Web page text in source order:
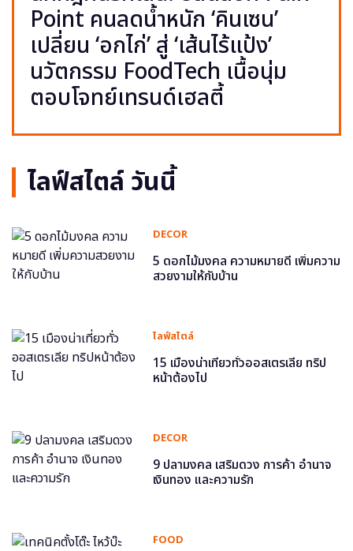
Point คนลดน้ำหนัก ‘คินเซน’
เปลี่ยน ‘อกไก่’ สู่ ‘เส้นไร้แป้ง’
นวัตกรรม FoodTech เนื้อนุ่ม
ตอบโจทย์เทรนด์เฮลตี้
ไลฟ์สไตล์ วันนี้
DECOR
5 ดอกไม้มงคล ความหมายดี เพิ่มความ
สวยงามให้กับบ้าน
ไลฟ์สไตล์
15 เมืองน่าเที่ยวทั่วออสเตรเลีย ทริป
หน้าต้องไป
DECOR
9 ปลามงคล เสริมดวง การค้า อำนาจ
เงินทอง และความรัก
FOOD